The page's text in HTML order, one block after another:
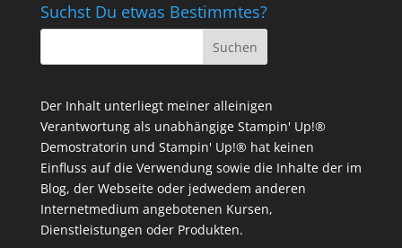
Suchst Du etwas Bestimmtes?
Der Inhalt unterliegt meiner alleinigen
Verantwortung als unabhängige Stampin' Up!®
Demostratorin und Stampin' Up!® hat keinen
Einfluss auf die Verwendung sowie die Inhalte der im
Blog, der Webseite oder jedwedem anderen
Internetmedium angebotenen Kursen,
Dienstleistungen oder Produkten.